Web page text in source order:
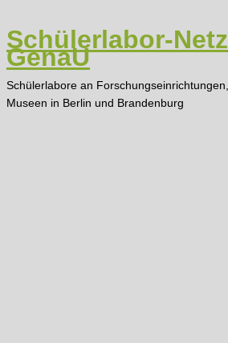
Inhalt
springen
Schülerlabor-
GenaU
Schülerlabore an
Museen in Berlin und Brandenburg